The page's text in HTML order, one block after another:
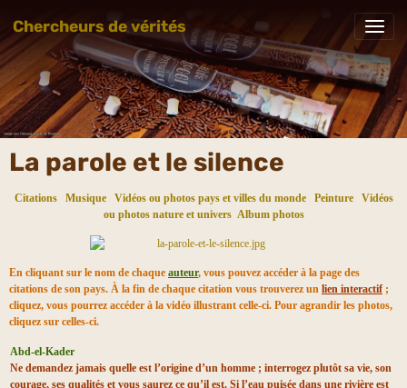
Chercheurs de vérités
La parole et le silence
Citations Musique Vidéos ou photos pays et villes du monde Peinture
Vidéos
ou photos nature et univers Album photos
En cliquant sur le nom de chaque auteur, vous pouvez accéder à la page des
citations de son pays. À la fin de chaque citation vous trouverez un lien interactif ;
cliquez, vous pourrez accéder à la vidéo illustrant celle-ci. Pour agrandir les photos,
cliquez sur celles-ci.
Abd-el-Kader
Ne demandez jamais quelle est l’origine d’un homme ; interrogez plutôt sa vie, son
courage, ses qualités et vous saurez ce qu’il est. Si l’eau puisée dans une rivière est